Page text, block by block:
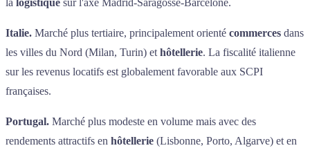
la logistique sur l'axe Madrid-Saragosse-Barcelone.
Italie. Marché plus tertiaire, principalement orienté commerces dans
les villes du Nord (Milan, Turin) et hôtellerie. La fiscalité italienne
sur les revenus locatifs est globalement favorable aux SCPI
françaises.
Portugal. Marché plus modeste en volume mais avec des
rendements attractifs en hôtellerie (Lisbonne, Porto, Algarve) et en